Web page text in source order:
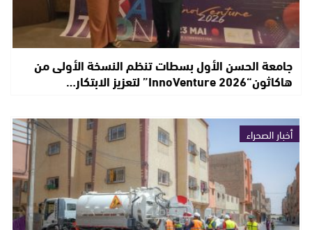
جامعة الحسن الأول بسطات تنظم النسخة الأولى من
هاكاثون“InnoVenture 2026” لتعزيز الابتكار…
أخبار الصحراء